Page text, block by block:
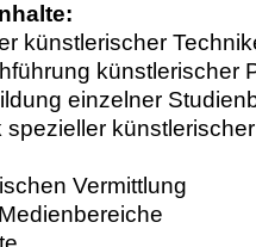
künstlerischer
künstlerischer
einzelner
Vermittlung